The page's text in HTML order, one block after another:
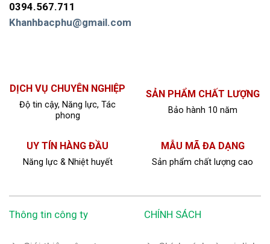
0394.567.711
Khanhbacphu@gmail.com
DỊCH VỤ CHUYÊN NGHIỆP
Độ tin cậy, Năng lực, Tác
phong
SẢN PHẨM CHẤT LƯỢNG
Bảo hành 10 năm
UY TÍN HÀNG ĐẦU
Năng lực & Nhiệt huyết
MẪU MÃ ĐA DẠNG
Sản phẩm chất lượng cao
Thông tin công ty CHÍNH SÁCH